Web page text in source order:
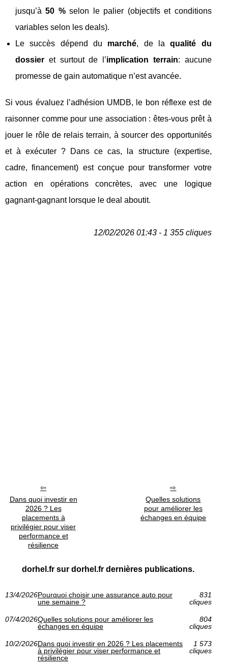
jusqu’à50 %selon le palier (objectifs et conditions
variables selon les deals).
Le succès dépend du marché, de laqualité du
dossier et surtout de l’implication terrain: aucune
promesse de gain automatique n’est avancée.
Si vous évaluez l’adhésion UMDB, le bon réflexe est de
raisonner comme pour une association : êtes-vous prêt à
jouer le rôle de relais terrain, à sourcer des opportunités
et à exécuter ? Dans ce cas, la structure (expertise,
cadre, financement) est conçue pour transformer votre
action en opérations concrètes, avec une logique
gagnant-gagnant lorsque le deal aboutit.
12/02/2026 01:43 - 1 355 cliques
Dans quoi investir en
2026 ? Les
placements à
privilégier pour viser
performance et
résilience
Quelles solutions
pour améliorer les
échanges en équipe
dorhel.fr sur dorhel.fr dernières publications.
13/4/2026Pourquoi choisir une assurance auto pour
une semaine ?
831
cliques
07/4/2026Quelles solutions pour améliorer les
échanges en équipe
804
cliques
10/2/2026Dans quoi investir en 2026 ? Les placements
à privilégier pour viser performance et
résilience
1 573
cliques